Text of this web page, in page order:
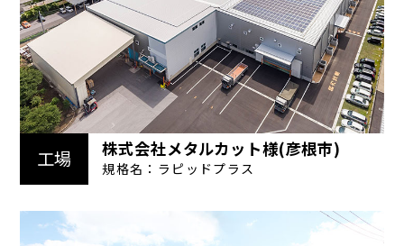
工場 株式会社メタルカット様(彦根市)
規格名：ラピッドプラス